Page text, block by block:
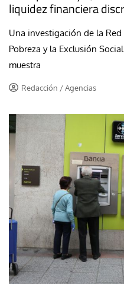
liquidez financiera
Una investigación de la Red
Pobreza y la Exclusión
muestra
Redacción / Agencias